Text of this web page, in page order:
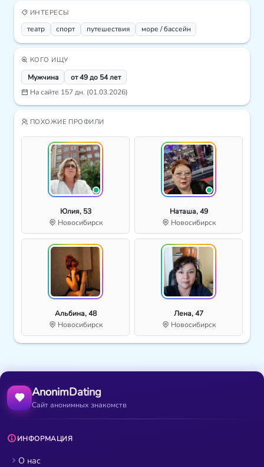
ИНТЕРЕСЫ
театр спорт путешествия море / бассейн
КОГО ИЩУ
Мужчина
от 49 до 54 лет
На сайте 157 дн. (01.03.2026)
ПОХОЖИЕ ПРОФИЛИ
Юлия, 53
Новосибирск
Наташа, 49
Новосибирск
Альбина, 48
Новосибирск
Лена, 47
Новосибирск
AnonimDating
Сайт анонимных знакомств
ИНФОРМАЦИЯ
О нас